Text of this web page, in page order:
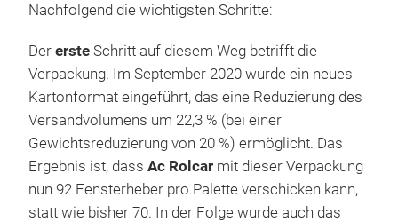
Nachfolgend die wichtigsten Schritte:
Der erste Schritt auf diesem Weg betrifft die
Verpackung. Im September 2020 wurde ein neues
Kartonformat eingeführt, das eine Reduzierung des
Versandvolumens um 22,3 % (bei einer
Gewichtsreduzierung von 20 %) ermöglicht. Das
Ergebnis ist, dass Ac Rolcar mit dieser Verpackung
nun 92 Fensterheber pro Palette verschicken kann,
statt wie bisher 70. In der Folge wurde auch das